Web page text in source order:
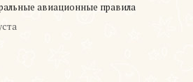
авиационные правила